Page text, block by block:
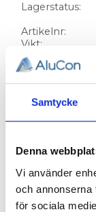
Samtycke
Denna
Vi använder
och annonserna
för sociala
Lagerstatus
Artikelnr
Vikt
T2A. T-
001-114
Material:
T-spår:11